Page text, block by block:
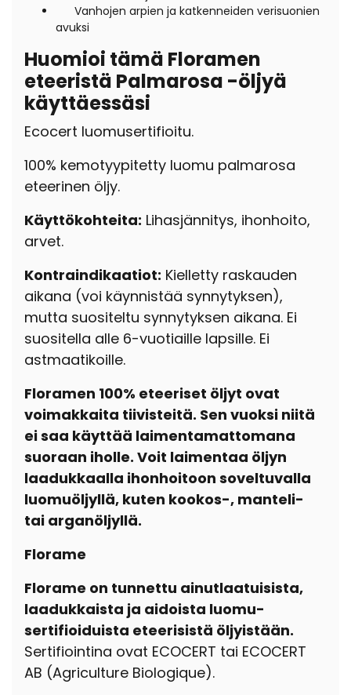
Vanhojen arpien ja katkenneiden verisuonien
avuksi
Huomioi tämä Floramen
eteeristä Palmarosa -öljyä
käyttäessäsi
Ecocert luomusertifioitu.
100% kemotyypitetty luomu palmarosa
eteerinen öljy.
Käyttökohteita: Lihasjännitys, ihonhoito,
arvet.
Kontraindikaatiot: Kielletty raskauden
aikana (voi käynnistää synnytyksen),
mutta suositeltu synnytyksen aikana. Ei
suositella alle 6-vuotiaille lapsille. Ei
astmaatikoille.
Floramen 100% eteeriset öljyt ovat
voimakkaita tiivisteitä. Sen vuoksi niitä
ei saa käyttää laimentamattomana
suoraan iholle. Voit laimentaa öljyn
laadukkaalla ihonhoitoon soveltuvalla
luomuöljyllä, kuten kookos-, manteli-
tai arganöljyllä.
Florame
Florame on tunnettu ainutlaatuisista,
laadukkaista ja aidoista luomu-
sertifioiduista eteerisistä öljyistään.
Sertifiointina ovat ECOCERT tai ECOCERT
AB (Agriculture Biologique).